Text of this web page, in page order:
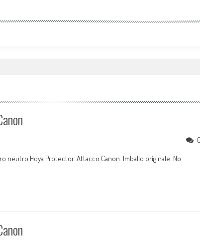
Hoya Protector. Attacco Canon. Imballo originale. No